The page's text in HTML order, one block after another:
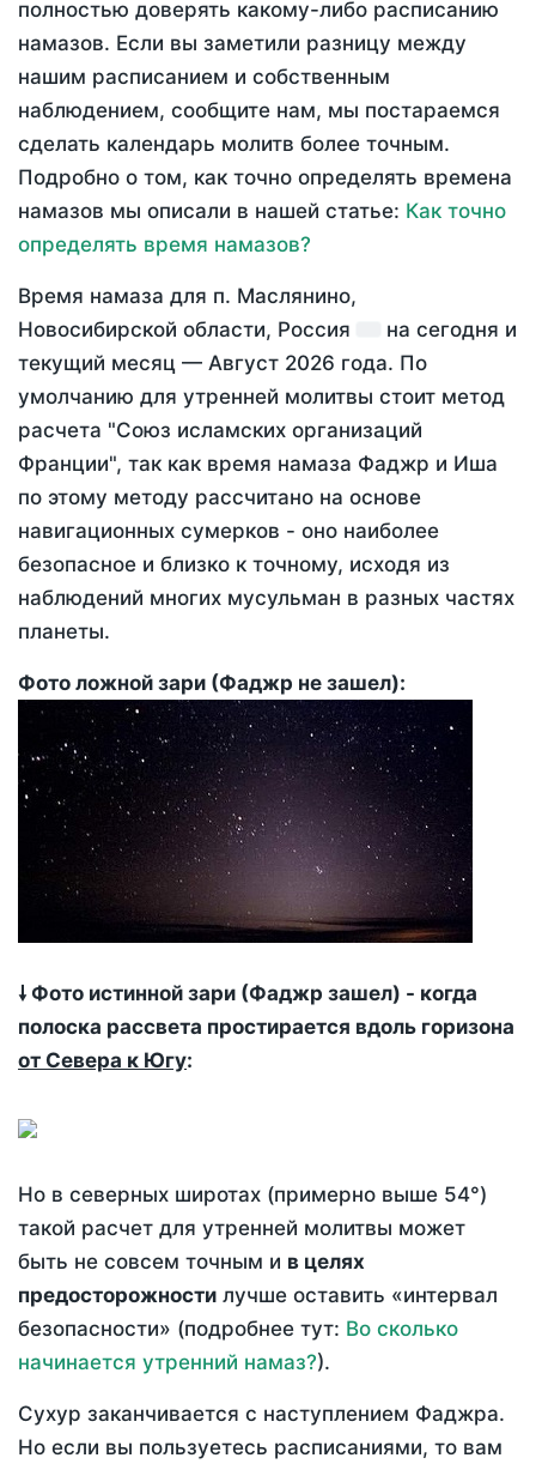
полностью доверять какому-либо расписанию
намазов. Если вы заметили разницу между
нашим расписанием и собственным
наблюдением, сообщите нам, мы постараемся
сделать календарь молитв более точным.
Подробно о том, как точно определять времена
намазов мы описали в нашей статье: Как точно
определять время намазов?
Время намаза для п. Маслянино,
Новосибирской области, Россия
на сегодня и
текущий месяц — Август 2026 года. По
умолчанию для утренней молитвы стоит метод
расчета "Союз исламских организаций
Франции", так как время намаза Фаджр и Иша
по этому методу рассчитано на основе
навигационных сумерков - оно наиболее
безопасное и близко к точному, исходя из
наблюдений многих мусульман в разных частях
планеты.
Фото ложной зари (Фаджр не зашел):
🠗 Фото истинной зари (Фаджр зашел) - когда
полоска рассвета простирается вдоль горизона
от Севера к Югу:
Но в северных широтах (примерно выше 54°)
такой расчет для утренней молитвы может
быть не совсем точным и в целях
предосторожности лучше оставить «интервал
безопасности» (подробнее тут: Во сколько
начинается утренний намаз?).
Сухур заканчивается с наступлением Фаджра.
Но если вы пользуетесь расписаниями, то вам